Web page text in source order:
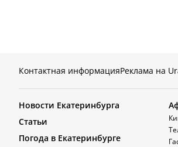
Контактная информацияРеклама на
Новости Екатеринбурга
Статьи
Погода в Екатеринбурге